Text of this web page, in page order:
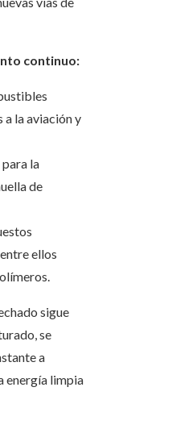
continuo:
la aviación y
la
de
ellos
sigue
se
a
energía limpia